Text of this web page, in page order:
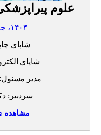
علوم
۱۴۰۴، جلد ۲۰، شماره۴
شاپای
شاپای
مدیر مسئول:
سردبیر:
مشاهده